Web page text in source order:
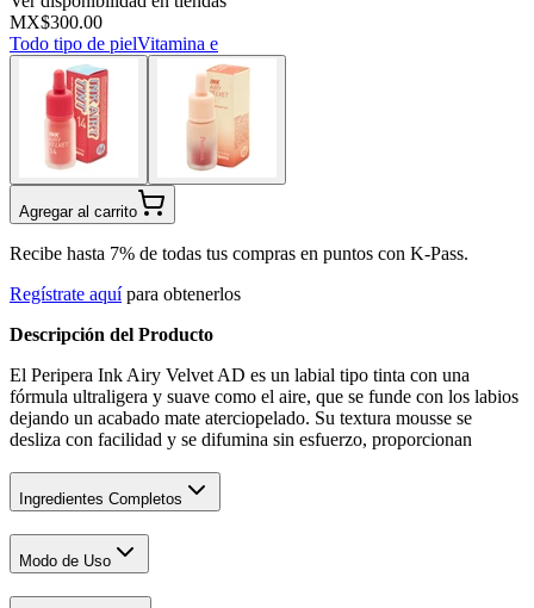
MX$300.00
Todo tipo de pielVitamina e
Agregar al carrito
Recibe hasta 7% de todas tus compras en puntos con K-Pass.
Regístrate aquí para obtenerlos
Descripción del Producto
El Peripera Ink Airy Velvet AD es un labial tipo tinta con una
fórmula ultraligera y suave como el aire, que se funde con los labios
dejando un acabado mate aterciopelado. Su textura mousse se
desliza con facilidad y se difumina sin esfuerzo, proporcionan
Ingredientes Completos
Modo de Uso